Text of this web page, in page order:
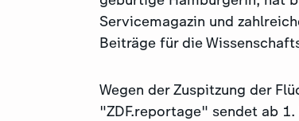
Servicemagazin und
Beiträge für die
Wegen der Zuspitzung der
"ZDF.reportage" sendet ab